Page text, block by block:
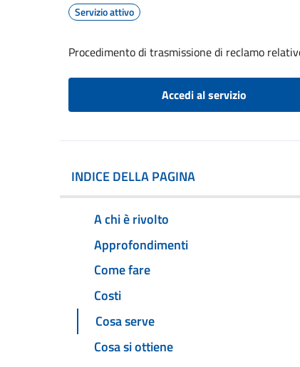
Servizio attivo
Procedimento di trasmissione di reclamo
Accedi al servizio
INDICE DELLA PAGINA
A chi è rivolto
Approfondimenti
Come fare
Costi
Cosa serve
Cosa si ottiene